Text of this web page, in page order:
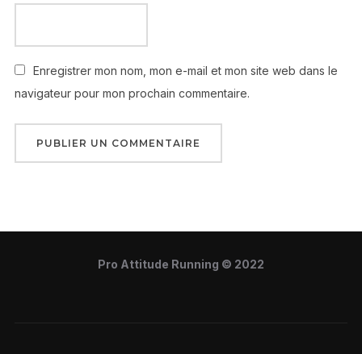
Enregistrer mon nom, mon e-mail et mon site web dans le
navigateur pour mon prochain commentaire.
Pro Attitude Running © 2022